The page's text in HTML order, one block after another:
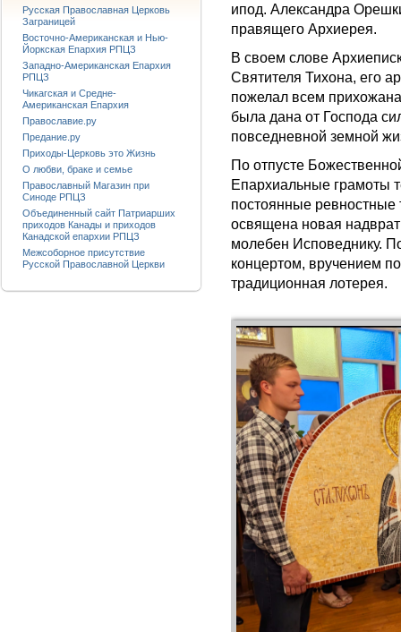
ипод. Александра
правящего Архиерея.
В своем слове
Святителя Тихона, его
пожелал всем
была дана от Господа
повседневной земной
По отпусте
Епархиальные грамоты
постоянные
освящена новая
молебен Исповеднику.
концертом, вручением
традиционная лотерея.
Русская Православная Церковь
Заграницей
Восточно-Американская и Нью-
Йоркская Епархия РПЦЗ
Западно-Американская Епархия
РПЦЗ
Чикагская и Средне-
Американская Епархия
Православие.ру
Предание.ру
Приходы-Церковь это Жизнь
О любви, браке и семье
Православный Магазин при
Синоде РПЦЗ
Объединенный сайт Патриарших
приходов Канады и приходов
Канадской епархии РПЦЗ
Межсоборное присутствие
Русской Православной Церкви